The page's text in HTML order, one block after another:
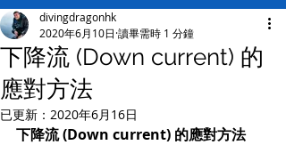
下降流 (Down current) 的
應對方法
divingdragonhk
2020年6月10日 讀畢需時 1 分鐘
已更新： 2020年6月16日
下降流 (Down current) 的應對方法